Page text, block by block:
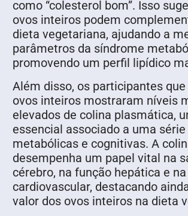
como “colesterol bom”. Isso
ovos inteiros podem
dieta vegetariana, ajudando a
parâmetros da síndrome
promovendo um perfil lipídico
Além disso, os participantes
ovos inteiros mostraram níveis
elevados de colina plasmática,
essencial associado a uma
metabólicas e cognitivas. A
desempenha um papel vital na
cérebro, na função hepática e
cardiovascular, destacando
valor dos ovos inteiros na dieta